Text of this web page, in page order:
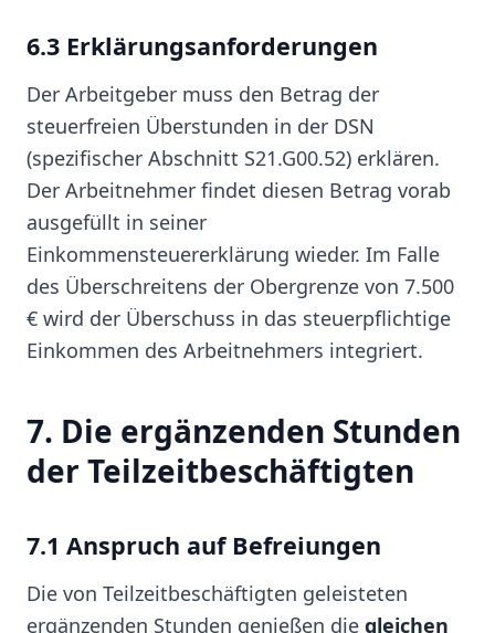
6.3 Erklärungsanforderungen
Der Arbeitgeber muss den Betrag der
steuerfreien Überstunden in der DSN
(spezifischer Abschnitt S21.G00.52) erklären.
Der Arbeitnehmer findet diesen Betrag vorab
ausgefüllt in seiner
Einkommensteuererklärung wieder. Im Falle
des Überschreitens der Obergrenze von 7.500
€ wird der Überschuss in das steuerpflichtige
Einkommen des Arbeitnehmers integriert.
7. Die ergänzenden Stunden
der Teilzeitbeschäftigten
7.1 Anspruch auf Befreiungen
Die von Teilzeitbeschäftigten geleisteten
ergänzenden Stunden genießen die gleichen